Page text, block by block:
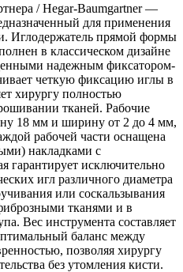
/ Hegar-Baumgartner —
для применения
Иглодержатель прямой формы
в классическом дизайне
надежным фиксатором-
четкую фиксацию иглы в
хирургу полностью
тканей. Рабочие
18 мм и ширину от 2 до 4 мм,
рабочей части оснащена
накладками с
гарантирует исключительно
игл различного диаметра
или соскальзывания
тканями и в
Вес инструмента составляет
баланс между
позволяя хирургу
без утомления кисти.